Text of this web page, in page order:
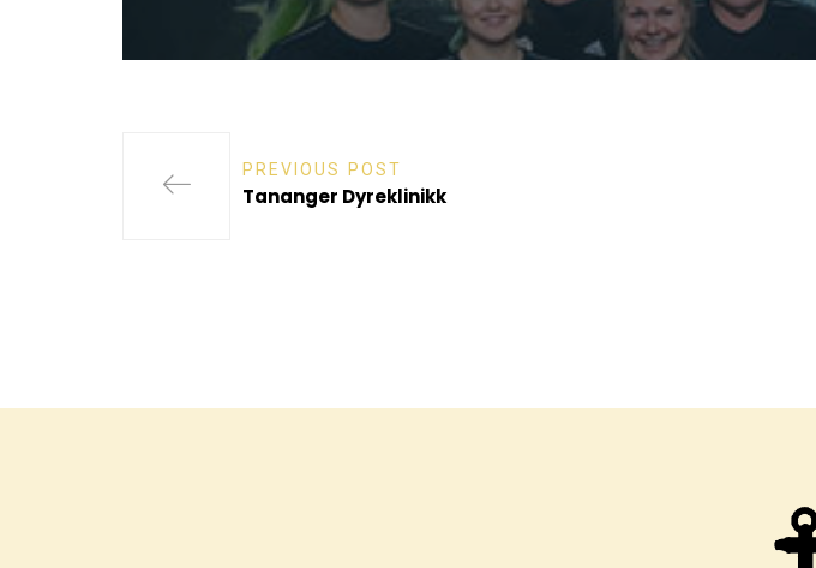
PREVIOUS POST
Tananger Dyreklinikk